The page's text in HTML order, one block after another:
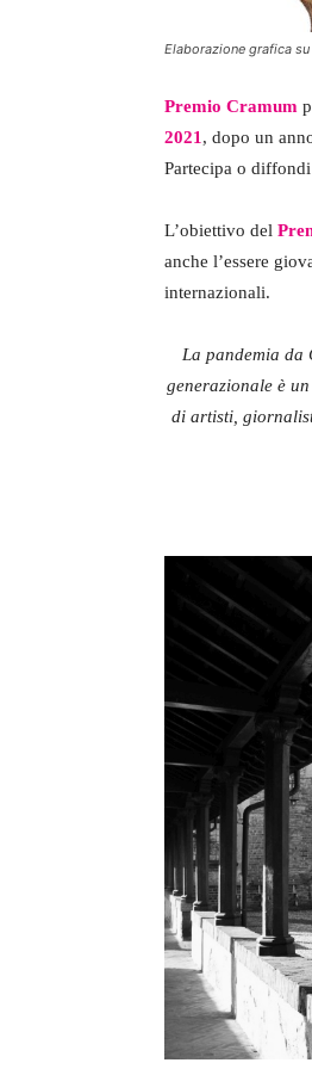
Elaborazione grafica
Premio Cramum
2021 , dopo un
Partecipa o
L’obiettivo del
anche l’essere
internazionali.
La pandemia da
generazionale è
di artisti,